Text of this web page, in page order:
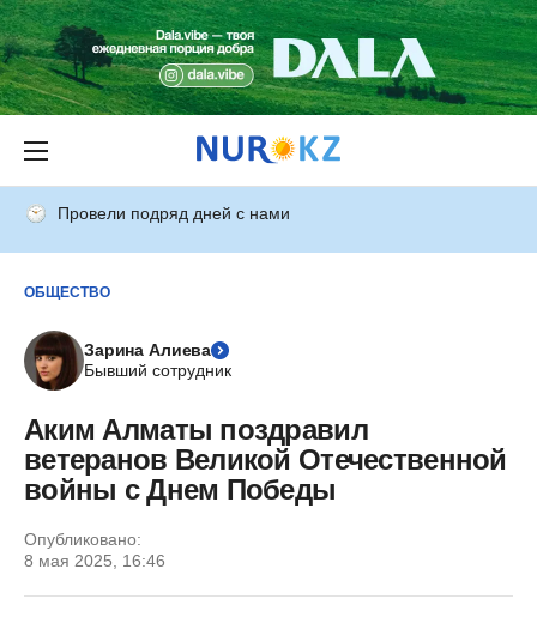
Провели подряд дней с нами
ОБЩЕСТВО
Зарина Алиева
Бывший сотрудник
Аким Алматы поздравил
ветеранов Великой Отечественной
войны с Днем Победы
Опубликовано:
8 мая 2025, 16:46